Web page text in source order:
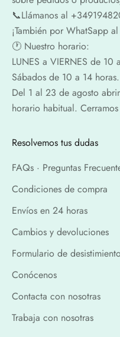
📞​​Llámanos al
¡También por WhatSapp
🕐​ Nuestro horario:
LUNES a VIERNES de
Sábados de 10 a 14
Del 1 al 23 de agosto
horario habitual.
Resolvemos tus dudas
FAQs · Preguntas
Condiciones de compra
Envíos en 24 horas
Cambios y devoluciones
Formulario de desistimiento
Conócenos
Contacta con nosotras
Trabaja con nosotras